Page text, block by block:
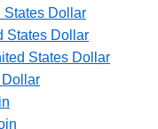
States Dollar
States Dollar
States Dollar
Dollar